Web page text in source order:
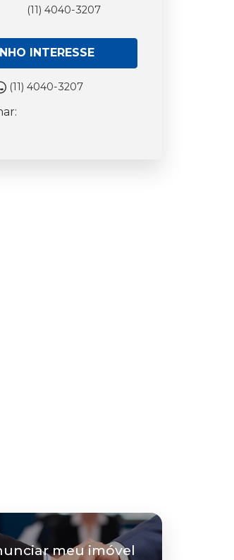
(11) 4040-3207
TENHO INTERESSE
(11) 4040-3207
meu imóvel